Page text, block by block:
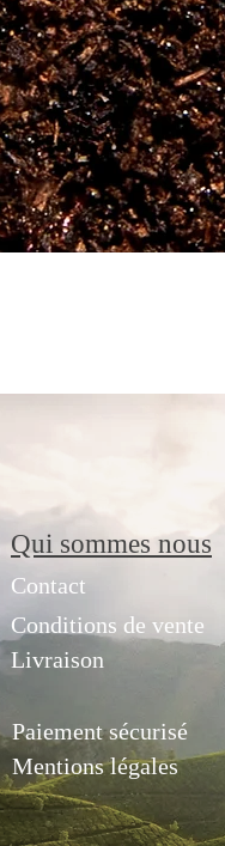
Contact
Conditions de vente
Mentions légales
Paiement sécurisé
Livraison
Qui sommes nous